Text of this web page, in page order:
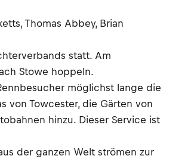
Thomas Abbey, Brian
statt. Am
Stowe hoppeln.
möglichst lange die
von Towcester, die Gärten von
hinzu. Dieser Service ist
der ganzen Welt strömen zur